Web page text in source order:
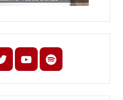
youtubespotify